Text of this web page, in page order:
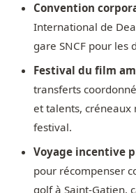
Convention
International de
gare SNCF pour les
Festival du film
transferts
et talents,
festival.
Voyage incentive
pour récompenser
golf à Saint-Gatien,